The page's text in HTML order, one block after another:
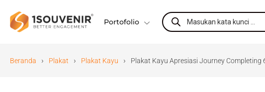
Portofolio
Beranda › Plakat › Plakat Kayu › Plakat Kayu Apresiasi Journey